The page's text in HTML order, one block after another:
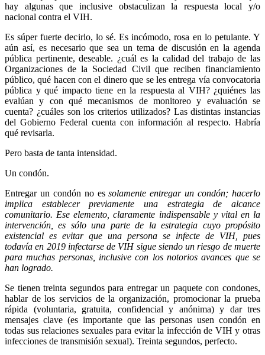
hay algunas que inclusive obstaculizan la respuesta local y/o
nacional contra el VIH.
Es súper fuerte decirlo, lo sé. Es incómodo, rosa en lo petulante. Y
aún así, es necesario que sea un tema de discusión en la agenda
pública pertinente, deseable. ¿cuál es la calidad del trabajo de las
Organizaciones de la Sociedad Civil que reciben financiamiento
público, qué hacen con el dinero que se les entrega vía convocatoria
pública y qué impacto tiene en la respuesta al VIH? ¿quiénes las
evalúan y con qué mecanismos de monitoreo y evaluación se
cuenta? ¿cuáles son los criterios utilizados? Las distintas instancias
del Gobierno Federal cuenta con información al respecto. Habría
qué revisarla.
Pero basta de tanta intensidad.
Un condón.
Entregar un condón no essolamente entregar un condón; hacerlo
implica establecer previamente una estrategia de alcance
comunitario. Ese elemento, claramente indispensable y vital en la
intervención, es sólo una parte de la estrategia cuyo propósito
existencial es evitar que una persona se infecte de VIH, pues
todavía en 2019 infectarse de VIH sigue siendo un riesgo de muerte
para muchas personas, inclusive con los notorios avances que se
han logrado.
Se tienen treinta segundos para entregar un paquete con condones,
hablar de los servicios de la organización, promocionar la prueba
rápida (voluntaria, gratuita, confidencial y anónima) y dar tres
mensajes clave (es importante que las personas usen condón en
todas sus relaciones sexuales para evitar la infección de VIH y otras
infecciones de transmisión sexual). Treinta segundos, perfecto.